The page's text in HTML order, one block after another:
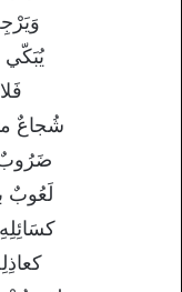
شُجاعٌ
ضَرُوبٌ
لَعُوبٌ